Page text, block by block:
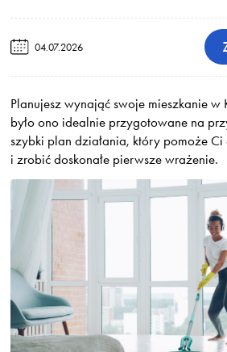
04.07.2026
Planujesz wynająć swoje mieszkanie w
było ono idealnie przygotowane na
szybki plan działania, który pomoże
i zrobić doskonałe pierwsze wrażenie.